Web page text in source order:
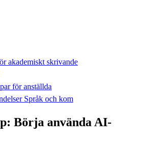
akademiskt skrivande
för anställda
Språk och kom
Börja använda AI-